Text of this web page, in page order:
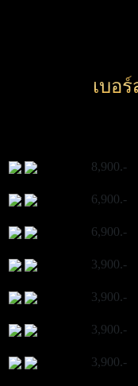
เบอ
8,900.-
6,900.-
6,900.-
3,900.-
3,900.-
3,900.-
3,900.-